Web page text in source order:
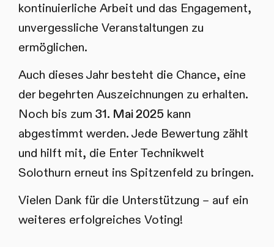
kontinuierliche Arbeit und das Engagement,
unvergessliche Veranstaltungen zu
ermöglichen.
Auch dieses Jahr besteht die Chance, eine
der begehrten Auszeichnungen zu erhalten.
Noch bis zum 31. Mai 2025kann
abgestimmt werden. Jede Bewertung zählt
und hilft mit, die Enter Technikwelt
Solothurn erneut ins Spitzenfeld zu bringen.
Vielen Dank für die Unterstützung – auf ein
weiteres erfolgreiches Voting!